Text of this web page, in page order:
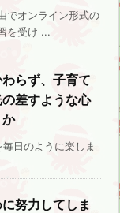
でオンライン形式の
を受け ...
らず、子育て
差すような心
日のように楽しま
努力してしま